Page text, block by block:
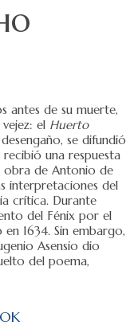
antes de su muerte,
el Huerto
se difundió
una respuesta
obra de Antonio de
interpretaciones del
crítica. Durante
del Fénix por el
1634. Sin embargo,
Asensio dio
del poema,